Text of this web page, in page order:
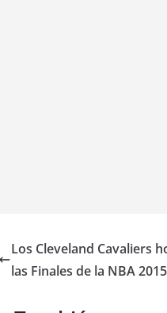
Los Cleveland Cavaliers
las Finales de la NBA 2015